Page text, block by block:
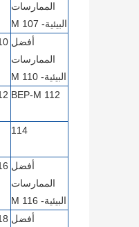
الممارسات
البيئية- M 107
أفضل
الممارسات
البيئية- M 110
10
BEP-M 112
12
114
أفضل
الممارسات
البيئية- M 116
16
أفضل 18